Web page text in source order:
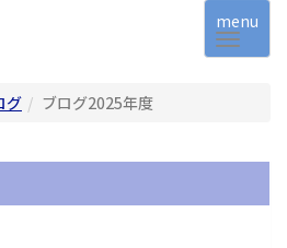
menu
グ ブログ2025年度